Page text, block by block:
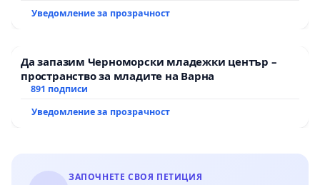
Мирово - к.к. Момин проход
Уведомление за прозрачност
Да запазим Черноморски младежки център –
пространство за младите на Варна
891 подписи
Уведомление за прозрачност
ЗАПОЧНЕТЕ СВОЯ ПЕТИЦИЯ